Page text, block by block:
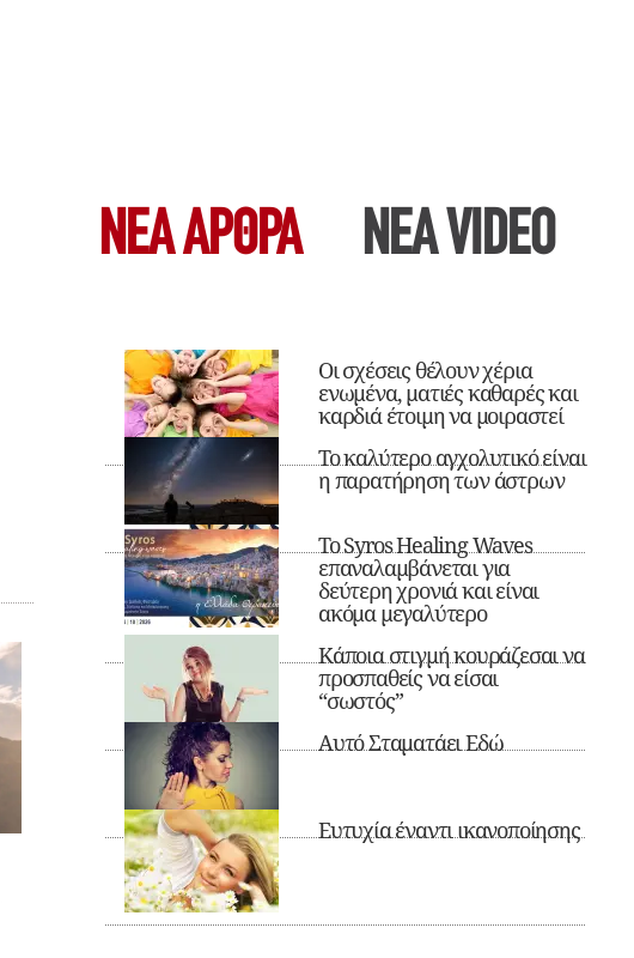
ΝΕΑ ΆΡΘΡΑ ΝΕΑ VIDEO
Οι σχέσεις θέλουν χέρια
ενωμένα, ματιές καθαρές και
καρδιά έτοιμη να μοιραστεί
Το καλύτερο αγχολυτικό είναι
η παρατήρηση των άστρων
Το Syros Healing Waves
επαναλαμβάνεται για
δεύτερη χρονιά και είναι
ακόμα μεγαλύτερο
Κάποια στιγμή κουράζεσαι να
προσπαθείς να είσαι
“σωστός”
Αυτό Σταματάει Εδώ
Ευτυχία έναντι ικανοποίησης